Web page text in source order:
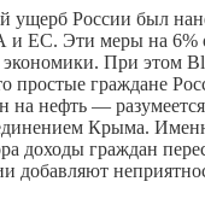
ущерб России был
ЕС. Эти меры на 6%
экономики. При этом
простые граждане
на нефть —
Крыма.
доходы граждан
добавляют